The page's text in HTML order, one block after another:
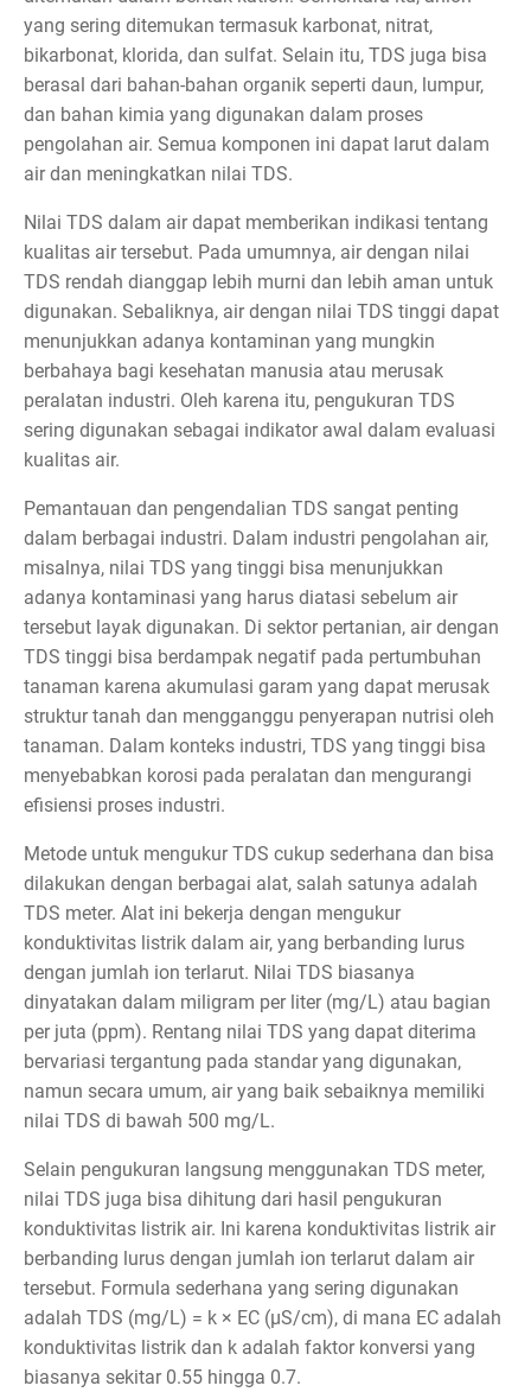
yang sering ditemukan termasuk karbonat, nitrat,
bikarbonat, klorida, dan sulfat. Selain itu, TDS juga bisa
berasal dari bahan-bahan organik seperti daun, lumpur,
dan bahan kimia yang digunakan dalam proses
pengolahan air. Semua komponen ini dapat larut dalam
air dan meningkatkan nilai TDS.
Nilai TDS dalam air dapat memberikan indikasi tentang
kualitas air tersebut. Pada umumnya, air dengan nilai
TDS rendah dianggap lebih murni dan lebih aman untuk
digunakan. Sebaliknya, air dengan nilai TDS tinggi dapat
menunjukkan adanya kontaminan yang mungkin
berbahaya bagi kesehatan manusia atau merusak
peralatan industri. Oleh karena itu, pengukuran TDS
sering digunakan sebagai indikator awal dalam evaluasi
kualitas air.
Pemantauan dan pengendalian TDS sangat penting
dalam berbagai industri. Dalam industri pengolahan air,
misalnya, nilai TDS yang tinggi bisa menunjukkan
adanya kontaminasi yang harus diatasi sebelum air
tersebut layak digunakan. Di sektor pertanian, air dengan
TDS tinggi bisa berdampak negatif pada pertumbuhan
tanaman karena akumulasi garam yang dapat merusak
struktur tanah dan mengganggu penyerapan nutrisi oleh
tanaman. Dalam konteks industri, TDS yang tinggi bisa
menyebabkan korosi pada peralatan dan mengurangi
efisiensi proses industri.
Metode untuk mengukur TDS cukup sederhana dan bisa
dilakukan dengan berbagai alat, salah satunya adalah
TDS meter. Alat ini bekerja dengan mengukur
konduktivitas listrik dalam air, yang berbanding lurus
dengan jumlah ion terlarut. Nilai TDS biasanya
dinyatakan dalam miligram per liter (mg/L) atau bagian
per juta (ppm). Rentang nilai TDS yang dapat diterima
bervariasi tergantung pada standar yang digunakan,
namun secara umum, air yang baik sebaiknya memiliki
nilai TDS di bawah 500 mg/L.
Selain pengukuran langsung menggunakan TDS meter,
nilai TDS juga bisa dihitung dari hasil pengukuran
konduktivitas listrik air. Ini karena konduktivitas listrik air
berbanding lurus dengan jumlah ion terlarut dalam air
tersebut. Formula sederhana yang sering digunakan
adalah TDS (mg/L) = k × EC (µS/cm), di mana EC adalah
konduktivitas listrik dan k adalah faktor konversi yang
biasanya sekitar 0.55 hingga 0.7.